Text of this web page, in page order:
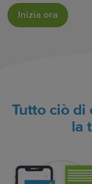
Inizia ora
Tutto ciò di
la